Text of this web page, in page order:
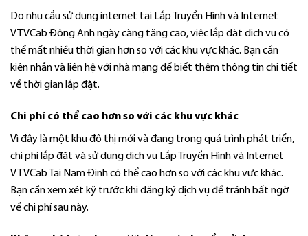
Do nhu cầu sử dụng internet tại Lắp Truyền Hình và Internet
VTVCab Đông Anh ngày càng tăng cao, việc lắp đặt dịch vụ có
thể mất nhiều thời gian hơn so với các khu vực khác. Bạn cần
kiên nhẫn và liên hệ với nhà mạng để biết thêm thông tin chi tiết
về thời gian lắp đặt.
Chi phí có thể cao hơn so với các khu vực khác
Vì đây là một khu đô thị mới và đang trong quá trình phát triển,
chi phí lắp đặt và sử dụng dịch vụ Lắp Truyền Hình và Internet
VTVCab Tại Nam Định có thể cao hơn so với các khu vực khác.
Bạn cần xem xét kỹ trước khi đăng ký dịch vụ để tránh bất ngờ
về chi phí sau này.